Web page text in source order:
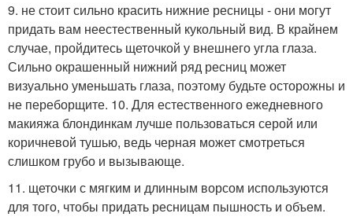
9. не стоит сильно красить нижние ресницы - они могут
придать вам неестественный кукольный вид. В крайнем
случае, пройдитесь щеточкой у внешнего угла глаза.
Сильно окрашенный нижний ряд ресниц может
визуально уменьшать глаза, поэтому будьте осторожны и
не переборщите. 10. Для естественного ежедневного
макияжа блондинкам лучше пользоваться серой или
коричневой тушью, ведь черная может смотреться
слишком грубо и вызывающе.
11. щеточки с мягким и длинным ворсом используются
для того, чтобы придать ресницам пышность и объем.